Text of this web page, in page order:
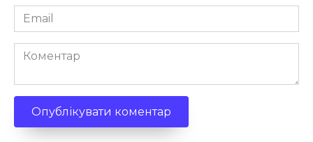
Email
*
Коментар